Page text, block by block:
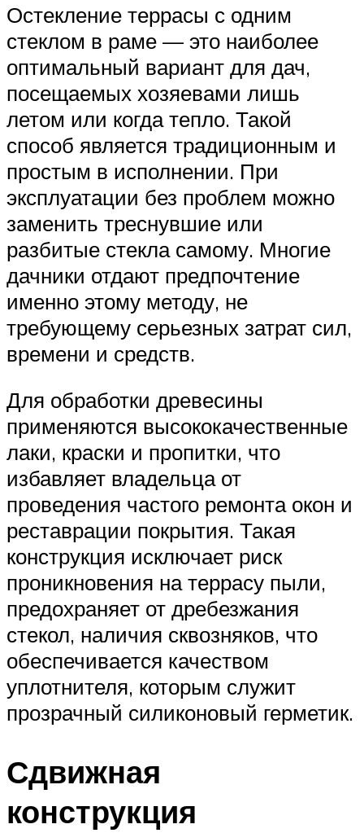
Остекление террасы с одним
стеклом в раме — это наиболее
оптимальный вариант для дач,
посещаемых хозяевами лишь
летом или когда тепло. Такой
способ является традиционным и
простым в исполнении. При
эксплуатации без проблем можно
заменить треснувшие или
разбитые стекла самому. Многие
дачники отдают предпочтение
именно этому методу, не
требующему серьезных затрат сил,
времени и средств.
Для обработки древесины
применяются высококачественные
лаки, краски и пропитки, что
избавляет владельца от
проведения частого ремонта окон и
реставрации покрытия. Такая
конструкция исключает риск
проникновения на террасу пыли,
предохраняет от дребезжания
стекол, наличия сквозняков, что
обеспечивается качеством
уплотнителя, которым служит
прозрачный силиконовый герметик.
Сдвижная
конструкция